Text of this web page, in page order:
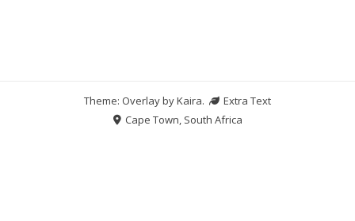
Theme: Overlay byKaira.
Extra Text
Cape Town, South Africa